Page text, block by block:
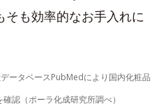
も効率的なお手入れに
ータベースPubMedにより国内化粧品
認（ポーラ化成研究所調べ）